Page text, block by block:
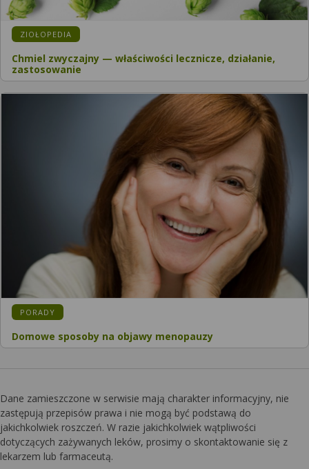
KATEGORIA:
ZIOŁOPEDIA
Chmiel zwyczajny — właściwości lecznicze, działanie,
zastosowanie
KATEGORIA:
PORADY
Domowe sposoby na objawy menopauzy
Dane zamieszczone w serwisie mają charakter informacyjny, nie
zastępują przepisów prawa i nie mogą być podstawą do
jakichkolwiek roszczeń. W razie jakichkolwiek wątpliwości
dotyczących zażywanych leków, prosimy o skontaktowanie się z
lekarzem lub farmaceutą.